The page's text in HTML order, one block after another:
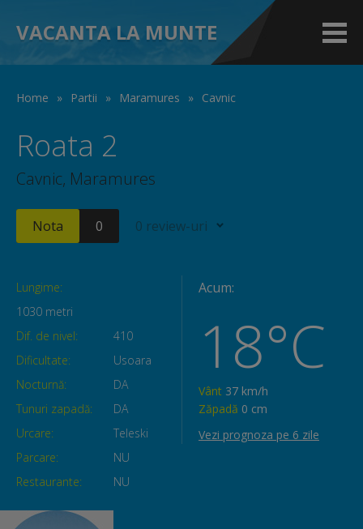
VACANTA LA MUNTE
Home » Partii » Maramures » Cavnic
Roata 2
Cavnic, Maramures
Nota 0 0 review-uri
Lungime:
1030 metri
Dif. de nivel:
410
Dificultate:
Usoara
Nocturnă:
DA
Tunuri zapadă:
DA
Urcare:
Teleski
Parcare:
NU
Restaurante:
NU
Acum:
18°C
Vânt 37 km/h
Zăpadă 0 cm
Vezi prognoza pe 6 zile